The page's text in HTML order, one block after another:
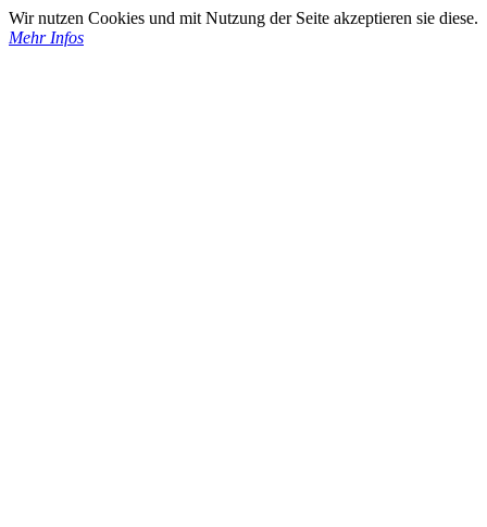
Wir nutzen Cookies und mit Nutzung der Seite akzeptieren sie diese.
Mehr Infos